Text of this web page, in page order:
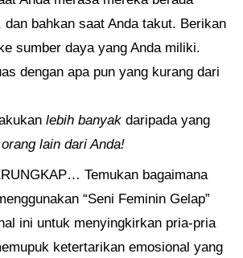
bahkan saat Anda takut. Berikan
sumber daya yang Anda miliki.
dengan apa pun yang kurang dari
lebih banyak daripada yang
lain dari Anda!
Temukan bagaimana
“Seni Feminin Gelap”
ini untuk menyingkirkan pria-pria
ketertarikan emosional yang